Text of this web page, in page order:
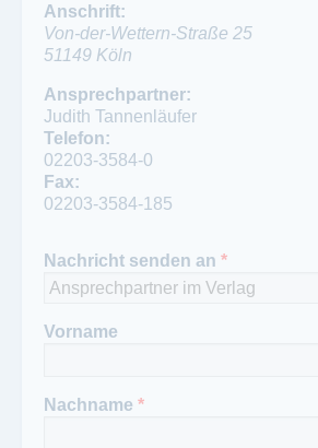
Anschrift:
Von-der-Wettern-Straße 25
51149 Köln
Ansprechpartner:
Judith Tannenläufer
Telefon:
02203-3584-0
Fax:
02203-3584-185
Telefon Redaktion:
+49 2203 3584 130
Nachricht senden an *
Vorname
Nachname *